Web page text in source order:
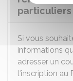
particuliers
Si vous
informations
adresser un
l'inscription au